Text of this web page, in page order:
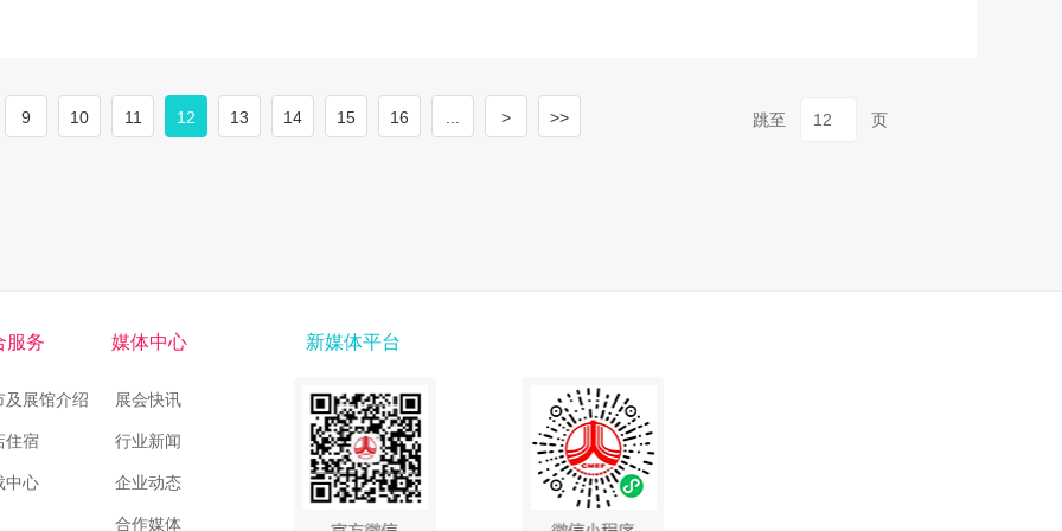
9 10 11 12 13 14 15 16 ... > >> 跳至 页
服务
及展馆介绍
住宿
中心
媒体中心
展会快讯
行业新闻
企业动态
合作媒体
新媒体平台